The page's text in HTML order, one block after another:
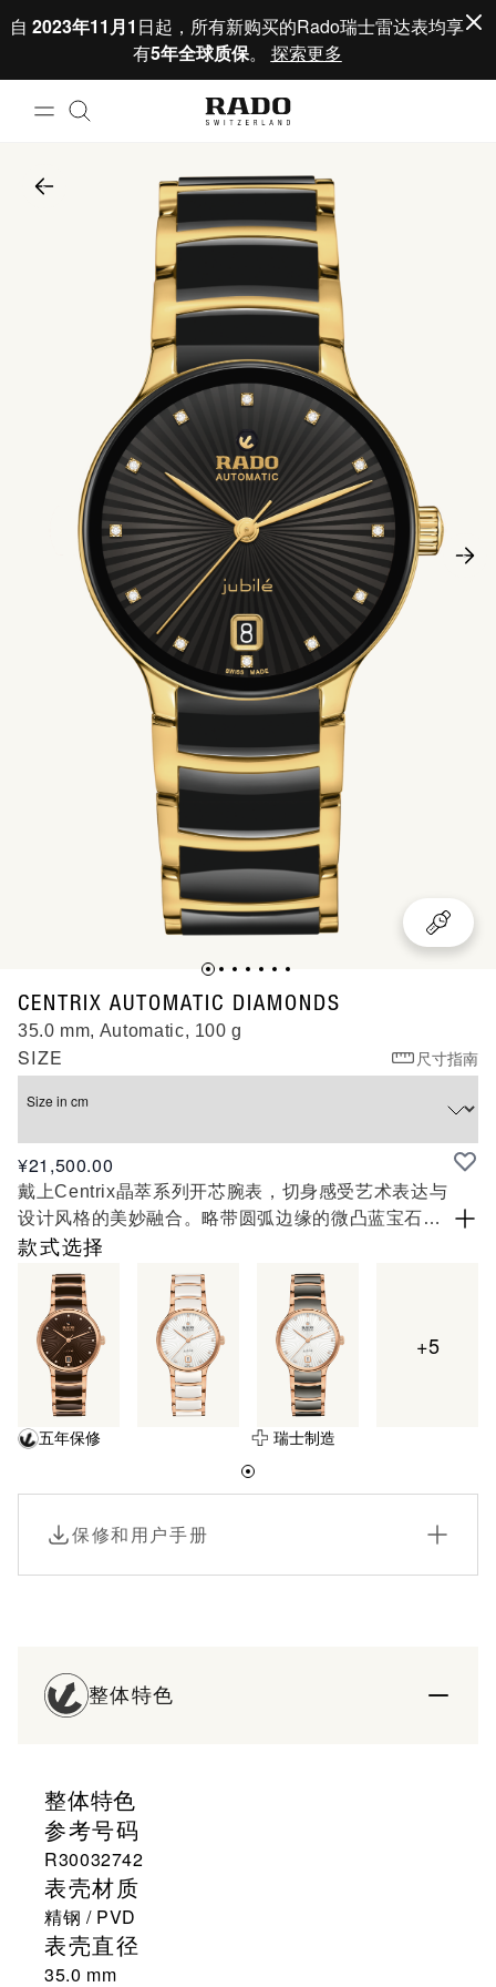
自 2023年11月1 日起，所有新购买的Rado瑞士雷达表均享
有5年全球质保。 探索更多
CENTRIX AUTOMATIC DIAMONDS
R30032742
35.0 mm, Automatic, 100 g
戴上Centrix晶萃系列开芯腕表，切身感受艺术表达与
设计风格的美妙融合。略带圆弧边缘的微凸蓝宝石玻
璃表镜，与表壳严丝合缝地胶合在一起，令设计更加
完整一体；表壳覆有双面防眩目涂层，确保能够清晰
读时。搭载Nivachron™防磁游丝，使这款R763型机
芯超越3方位测试的标准，提升为5方位测试，实现更
高的可靠性和精确度。 这款标志性的腕表在表耳和表
链处都经过调整，表链由玫瑰金色PVD镀层精钢和黄
金色高科技陶瓷中间链节制成，令这款经典时计的整
体外观更加美妙。镶有12颗钻石的黑色刻面表盘，经
深度可达50米，并提供80小时的动力存储。
SIZE 尺寸指南
Size in cm
¥21,500.00
款式选择
+5
五年保修 瑞士制造
保修和用户手册
整体特色
整体特色
参考号码
R30032742
表壳材质
精钢 / PVD
表壳直径
35.0 mm